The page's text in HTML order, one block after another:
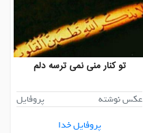
تو کنار منی نمی ترسه دلم
عکس نوشته
پروفایل
پروفایل خدا